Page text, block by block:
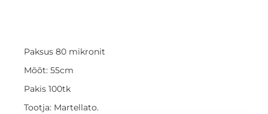
Paksus 80 mikronit
Mõõt: 55cm
Pakis 100tk
Tootja: Martellato.